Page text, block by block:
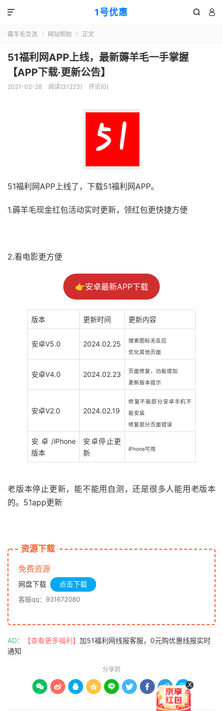
1号优惠  

薅羊毛交流  网站帮助  正文
51福利网APP上线，最新薅羊毛一手掌握
【APP下载·更新公告】
2021-02-28 阅读(31223) 评论(0)
51福利网APP上线了，下载51福利网APP。
1.薅羊毛现金红包活动实时更新，领红包更快捷方便
2.看电影更方便
👉安卓最新APP下载
版本 更新时间 更新内容
安卓V5.0 2024.02.25
搜索图标无反应
优化其他页面
安卓V4.0 2024.02.23
页面修复，功能增加
更新版本提示
安卓V2.0 2024.02.19
修复不能部分安卓手机不
能安装
修复部分页面错误
安卓/iPhone
版本
安卓停止更
新
iPhone可用
老版本停止更新，能不能用自测，还是很多人能用老版本
的。51app更新
资源下载
免费资源
网盘下载 点击下载
客服qq：931672080
AD： 【查看更多福利】 加51福利网线报客服，0元购优惠线报实时
通知
分享到
        X